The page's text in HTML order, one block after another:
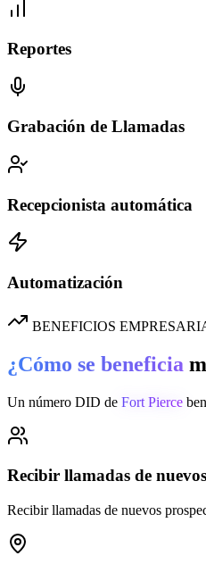
Reportes
Grabación de Llamadas
Recepcionista automática
Automatización
BENEFICIOS
¿Cómo se beneficia
Un número DID de Fort Pierce
Recibir llamadas de
Recibir llamadas de nuevos